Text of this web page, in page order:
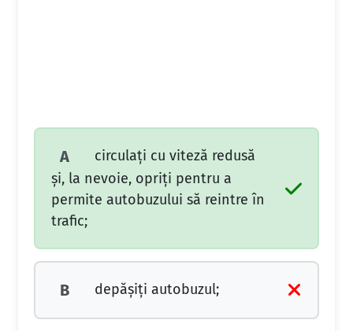
A
circulați cu viteză redusă
și, la nevoie, opriți pentru a
permite autobuzului să reintre în
trafic;
B depășiți autobuzul;